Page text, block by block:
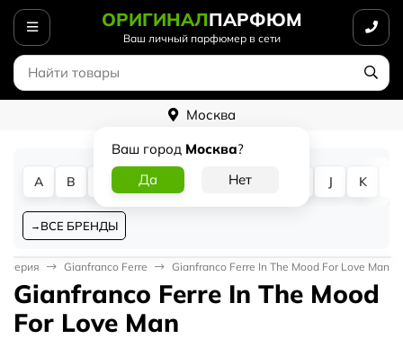
ОРИГИНАЛПАРФЮМ
Ваш личный парфюмер в сети
Москва
Ваш город Москва?
A B D G J K
ВСЕ БРЕНДЫ
Gianfranco Ferre Gianfranco Ferre In The Mood For Love Man
Gianfranco Ferre In The Mood
For Love Man